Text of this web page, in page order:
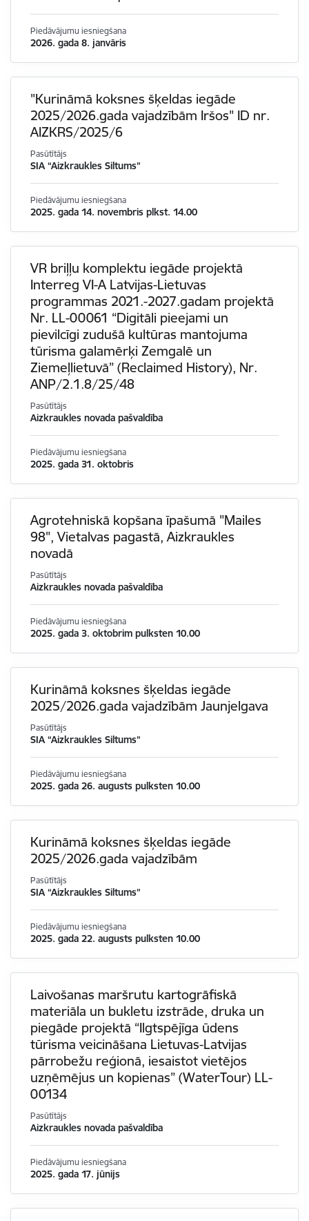
Piedāvājumu iesniegšana
2026. gada 8. janvāris
"Kurināmā koksnes šķeldas iegāde
2025/2026.gada vajadzībām Iršos" ID nr.
AIZKRS/2025/6
Pasūtītājs
SIA “Aizkraukles Siltums”
Piedāvājumu iesniegšana
2025. gada 14. novembris plkst. 14.00
VR briļļu komplektu iegāde projektā
Interreg VI-A Latvijas-Lietuvas
programmas 2021.-2027.gadam projektā
Nr. LL-00061 “Digitāli pieejami un
pievilcīgi zudušā kultūras mantojuma
tūrisma galamērķi Zemgalē un
Ziemeļlietuvā” (Reclaimed History), Nr.
ANP/2.1.8/25/48
Pasūtītājs
Aizkraukles novada pašvaldība
Piedāvājumu iesniegšana
2025. gada 31. oktobris
Agrotehniskā kopšana īpašumā "Mailes
98", Vietalvas pagastā, Aizkraukles
novadā
Pasūtītājs
Aizkraukles novada pašvaldība
Piedāvājumu iesniegšana
2025. gada 3. oktobrim pulksten 10.00
Kurināmā koksnes šķeldas iegāde
2025/2026.gada vajadzībām Jaunjelgava
Pasūtītājs
SIA “Aizkraukles Siltums”
Piedāvājumu iesniegšana
2025. gada 26. augusts pulksten 10.00
Kurināmā koksnes šķeldas iegāde
2025/2026.gada vajadzībām
Pasūtītājs
SIA “Aizkraukles Siltums”
Piedāvājumu iesniegšana
2025. gada 22. augusts pulksten 10.00
Laivošanas maršrutu kartogrāfiskā
materiāla un bukletu izstrāde, druka un
piegāde projektā “Ilgtspējīga ūdens
tūrisma veicināšana Lietuvas-Latvijas
pārrobežu reģionā, iesaistot vietējos
uzņēmējus un kopienas” (WaterTour) LL-
00134
Pasūtītājs
Aizkraukles novada pašvaldība
Piedāvājumu iesniegšana
2025. gada 17. jūnijs